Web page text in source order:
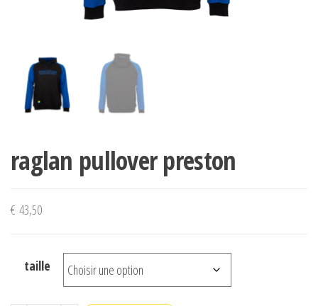
raglan pullover preston
€ 43,50
taille